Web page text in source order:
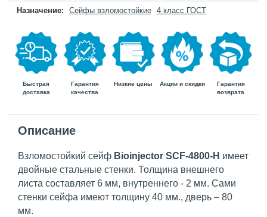
Назначение:
Сейфы взломостойкие 4 класс ГОСТ
Быстрая
доставка
Гарантия
качества
Низкие цены Акции и скидки
Гарантия
возврата
Описание
Взломостойкий сейф Bioinjector SCF-4800-H имеет
двойные стальные стенки. Толщина внешнего
листа составляет 6 мм, внутреннего - 2 мм. Сами
стенки сейфа имеют толщину 40 мм., дверь – 80
мм.